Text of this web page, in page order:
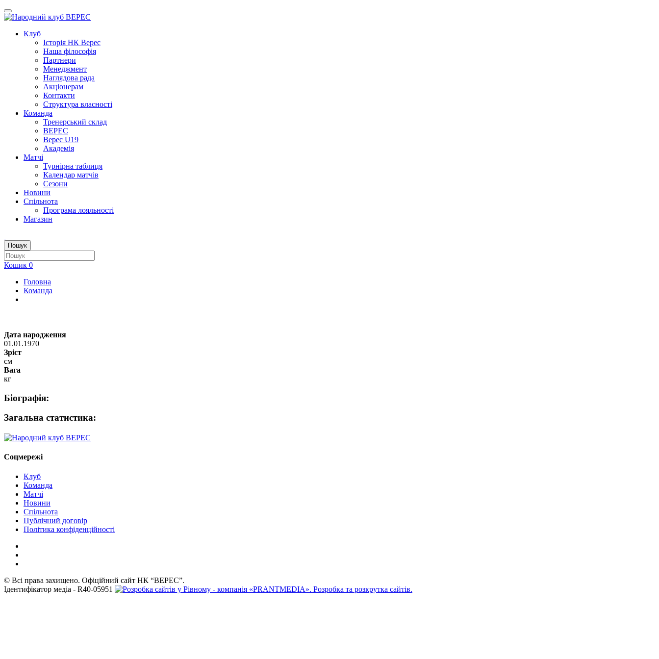
Клуб
Iсторiя НК Верес
Наша фiлософiя
Партнери
Менеджмент
Наглядова рада
Акціонерам
Контакти
Структура власності
Команда
Тренерський склад
ВЕРЕС
Верес U19
Академія
Матчі
Турнірна таблиця
Календар матчів
Сезони
Новини
Спільнота
Програма лояльності
Магазин
Пошук
Кошик 0
Головна
Команда
Дата народження
01.01.1970
Зріст
см
Вага
кг
Біографія:
Загальна статистика:
Соцмережі
Клуб
Команда
Матчі
Новини
Спільнота
Публічний договір
Політика конфіденційності
© Всі права захищено. Офіційний сайт НК “ВЕРЕС”.
Ідентифікатор медіа - R40-05951